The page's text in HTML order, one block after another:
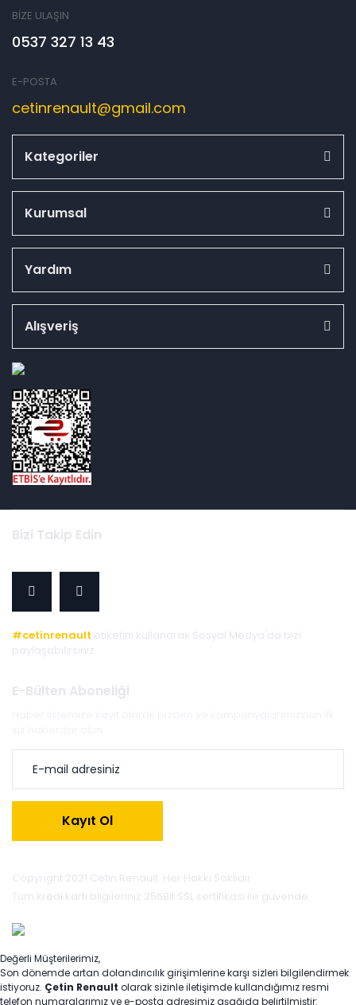
BİZE ULAŞIN
0537 327 13 43
E-POSTA
cetinrenault@gmail.com
Kategoriler
Kurumsal
Yardım
Alışveriş
Bizi Takip Edin
#cetinrenault etiketini kullanarak Sosyal Medya'da bizi
paylaşabilirsiniz.
E-Bülten Aboneliği
Kayıt Ol
Copyright 2021 Cetin Renault. Her Hakkı Saklıdır.
Tüm kredi kartı bilgileriniz 256Bit SSL sertifikası ile güvende.
Değerli Müşterilerimiz,
Son dönemde artan dolandırıcılık girişimlerine karşı sizleri bilgilendirmek
istiyoruz. Çetin Renault olarak sizinle iletişimde kullandığımız resmi
telefon numaralarımız ve e-posta adresimiz aşağıda belirtilmiştir: